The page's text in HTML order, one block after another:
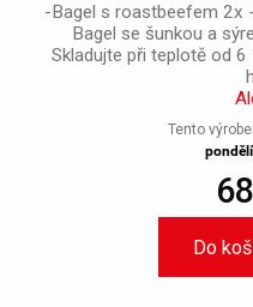
-Bagel s roastbeefem 2x
Bagel se šunkou a
Skladujte při teplotě od
Tento